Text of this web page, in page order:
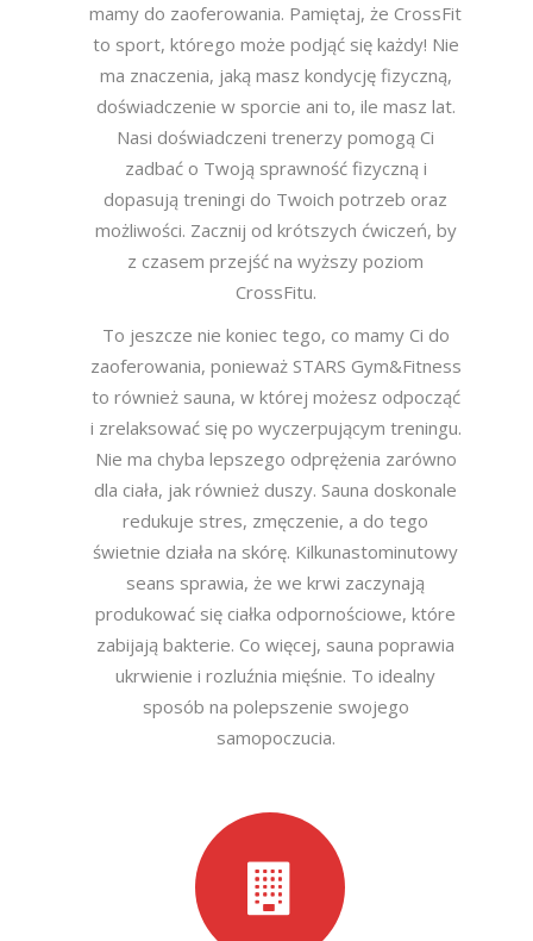
mamy do zaoferowania. Pamiętaj, że CrossFit
to sport, którego może podjąć się każdy! Nie
ma znaczenia, jaką masz kondycję fizyczną,
doświadczenie w sporcie ani to, ile masz lat.
Nasi doświadczeni trenerzy pomogą Ci
zadbać o Twoją sprawność fizyczną i
dopasują treningi do Twoich potrzeb oraz
możliwości. Zacznij od krótszych ćwiczeń, by
z czasem przejść na wyższy poziom
CrossFitu.
To jeszcze nie koniec tego, co mamy Ci do
zaoferowania, ponieważ STARS Gym&Fitness
to również sauna, w której możesz odpocząć
i zrelaksować się po wyczerpującym treningu.
Nie ma chyba lepszego odprężenia zarówno
dla ciała, jak również duszy. Sauna doskonale
redukuje stres, zmęczenie, a do tego
świetnie działa na skórę. Kilkunastominutowy
seans sprawia, że we krwi zaczynają
produkować się ciałka odpornościowe, które
zabijają bakterie. Co więcej, sauna poprawia
ukrwienie i rozluźnia mięśnie. To idealny
sposób na polepszenie swojego
samopoczucia.